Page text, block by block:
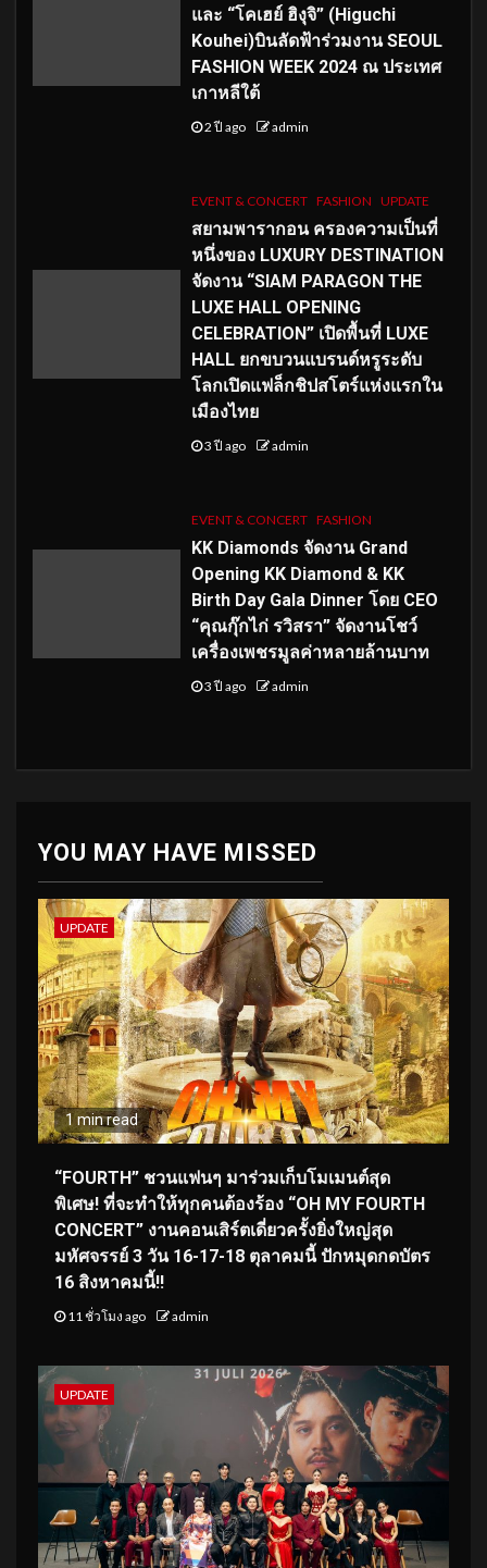
และ “โคเฮย์ ฮิงุจิ” (Higuchi
Kouhei)บินลัดฟ้าร่วมงาน SEOUL
FASHION WEEK 2024 ณ ประเทศ
เกาหลีใต้
2 ปี ago admin
EVENT & CONCERT FASHION UPDATE
สยามพารากอน ครองความเป็นที่
หนึ่งของ LUXURY DESTINATION
จัดงาน “SIAM PARAGON THE
LUXE HALL OPENING
CELEBRATION” เปิดพื้นที่ LUXE
HALL ยกขบวนแบรนด์หรูระดับ
โลกเปิดแฟล็กชิปสโตร์แห่งแรกใน
เมืองไทย
3 ปี ago admin
EVENT & CONCERT FASHION
KK Diamonds จัดงาน Grand
Opening KK Diamond & KK
Birth Day Gala Dinner โดย CEO
“คุณกุ๊กไก่ รวิสรา” จัดงานโชว์
เครื่องเพชรมูลค่าหลายล้านบาท
3 ปี ago admin
YOU MAY HAVE MISSED
UPDATE
1 min read
“FOURTH” ชวนแฟนๆ มาร่วมเก็บโมเมนต์สุด
พิเศษ! ที่จะทำให้ทุกคนต้องร้อง “OH MY FOURTH
CONCERT” งานคอนเสิร์ตเดี่ยวครั้งยิ่งใหญ่สุด
มหัศจรรย์ 3 วัน 16-17-18 ตุลาคมนี้ ปักหมุดกดบัตร
16 สิงหาคมนี้!!
11 ชั่วโมง ago admin
UPDATE